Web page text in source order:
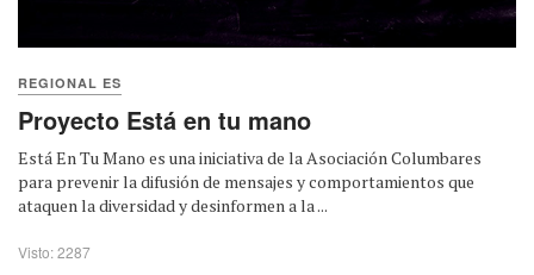
REGIONAL ES
Proyecto Está en tu mano
Está En Tu Mano es una iniciativa de la Asociación Columbares
para prevenir la difusión de mensajes y comportamientos que
ataquen la diversidad y desinformen a la ...
Visto: 2287